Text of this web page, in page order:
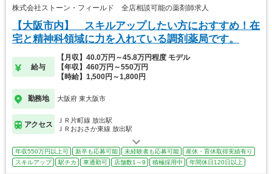
株式会社ストーン・フィールド 全店相談可能の薬剤師求人
【大阪市内】 スキルアップしたい方におすすめ！在
宅と精神科領域に力を入れている調剤薬局です。
給与
【月収】40.0万円～45.8万円程度 モデル
【年収】460万円～550万円
【時給】1,500円～1,800円
勤務地 大阪府 東大阪市
アクセス
ＪＲ片町線 放出駅
ＪＲおおさか東線 放出駅
年収550万円以上可 新卒も応募可能 未経験者も応募可能
産休・育休取得実績有り
スキルアップ
駅チカ 車通勤可 店舗数1～9 積極採用中 年間休日120日以上